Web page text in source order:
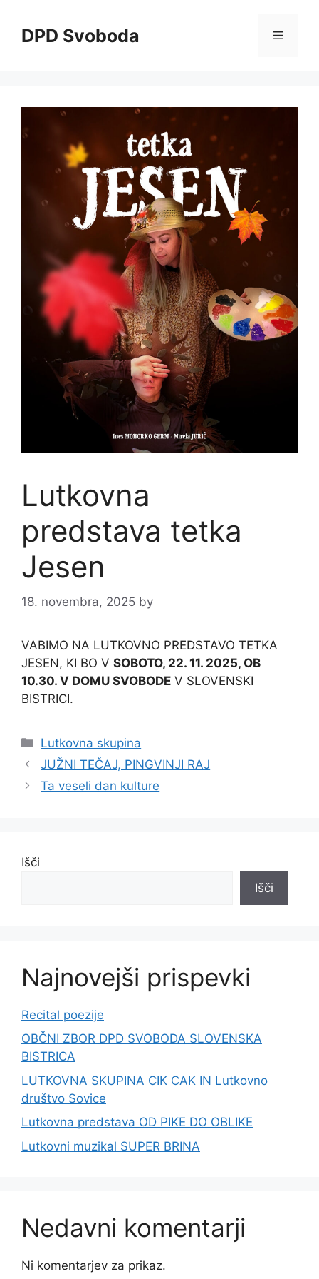
contentDPD Svoboda Menu
Lutkovna
predstava tetka
Jesen
18. novembra, 2025 by
VABIMO NA LUTKOVNO PREDSTAVO TETKA
JESEN, KI BO V SOBOTO, 22. 11. 2025, OB
10.30. V DOMU SVOBODE V SLOVENSKI
BISTRICI.
Categories
Lutkovna skupina
JUŽNI TEČAJ, PINGVINJI RAJ
Ta veseli dan kulture
Išči
Išči
Najnovejši prispevki
Recital poezije
OBČNI ZBOR DPD SVOBODA SLOVENSKA
BISTRICA
LUTKOVNA SKUPINA CIK CAK IN Lutkovno
društvo Sovice
Lutkovna predstava OD PIKE DO OBLIKE
Lutkovni muzikal SUPER BRINA
Nedavni komentarji
Ni komentarjev za prikaz.